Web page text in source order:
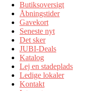
Butiksoversigt
Åbningstider
Gavekort
Seneste nyt
Det sker
JUBI-Deals
Katalog
Lej en stadeplads
Ledige lokaler
Kontakt